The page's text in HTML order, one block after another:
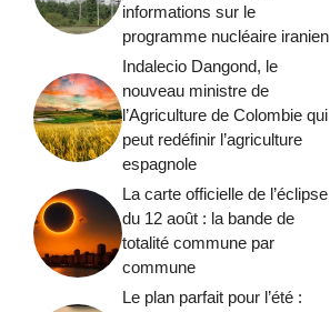
informations sur le
programme nucléaire iranien
Indalecio Dangond, le
nouveau ministre de
l’Agriculture de Colombie qui
peut redéfinir l’agriculture
espagnole
La carte officielle de l’éclipse
du 12 août : la bande de
totalité commune par
commune
Le plan parfait pour l’été :